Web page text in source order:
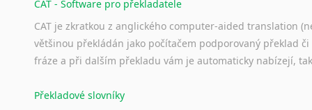
CAT - Software pro překladatele
CAT je zkratkou z anglického computer-aided translation
většinou překládán jako počítačem podporovaný překlad
fráze a při dalším překladu vám je automaticky nabízejí,
Překladové slovníky